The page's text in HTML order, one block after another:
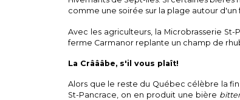
comme une soirée sur la plage autour d'un
Avec les agriculteurs, la Microbrasserie
ferme Carmanor replante un champ de
La Crâââbe, s'il vous plaît!
Alors que le reste du Québec célèbre la
St-Pancrace, on en produit une bière bitter